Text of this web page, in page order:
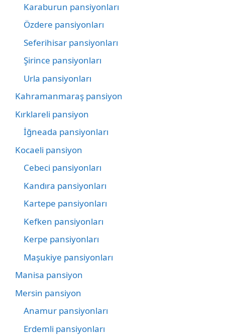
Karaburun pansiyonları
Özdere pansiyonları
Seferihisar pansiyonları
Şirince pansiyonları
Urla pansiyonları
Kahramanmaraş pansiyon
Kırklareli pansiyon
İğneada pansiyonları
Kocaeli pansiyon
Cebeci pansiyonları
Kandıra pansiyonları
Kartepe pansiyonları
Kefken pansiyonları
Kerpe pansiyonları
Maşukiye pansiyonları
Manisa pansiyon
Mersin pansiyon
Anamur pansiyonları
Erdemli pansiyonları